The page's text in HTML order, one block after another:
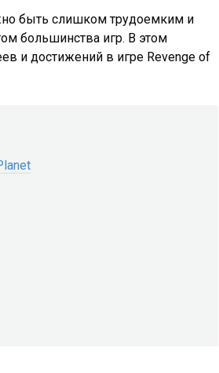
быть слишком трудоемким и
большинства игр. В этом
и достижений в игре Revenge of